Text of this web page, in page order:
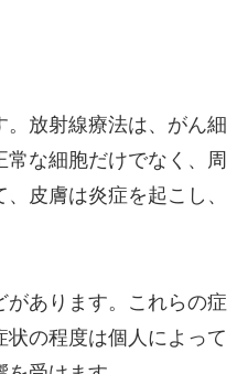
放射線療法は、がん細
な細胞だけでなく、周
皮膚は炎症を起こし、
あります。これらの症
の程度は個人によって